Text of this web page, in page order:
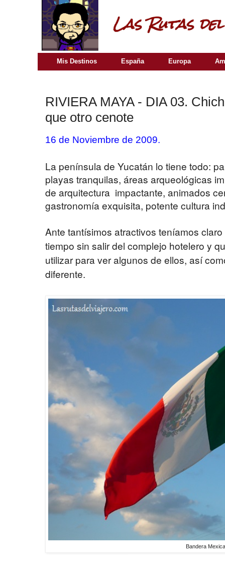
Mis Destinos España Europa
RIVIERA MAYA - DIA 03.
que otro cenote
16 de Noviembre de 2009.
La península de Yucatán lo tiene todo:
playas tranquilas, áreas arqueológicas
de arquitectura impactante, animados
gastronomía exquisita, potente cultura
Ante tantísimos atractivos teníamos
tiempo sin salir del complejo hotelero y
utilizar para ver algunos de ellos, así
diferente.
Bandera